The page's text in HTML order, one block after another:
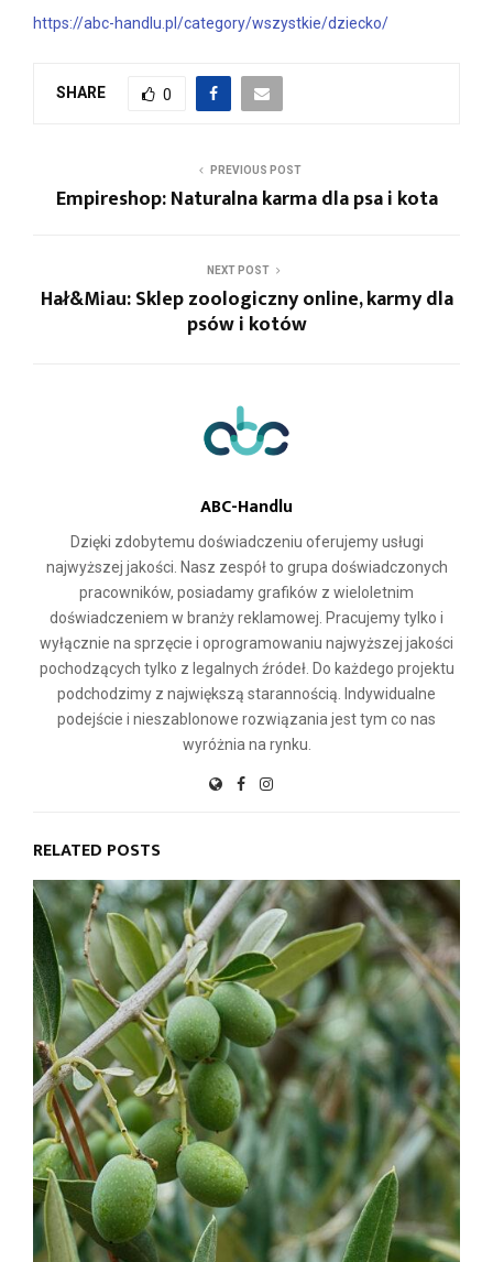
https://abc-handlu.pl/category/wszystkie/dziecko/
SHARE 0
PREVIOUS POST
Empireshop: Naturalna karma dla psa i kota
NEXT POST
Hał&Miau: Sklep zoologiczny online, karmy dla
psów i kotów
ABC-Handlu
Dzięki zdobytemu doświadczeniu oferujemy usługi
najwyższej jakości. Nasz zespół to grupa doświadczonych
pracowników, posiadamy grafików z wieloletnim
doświadczeniem w branży reklamowej. Pracujemy tylko i
wyłącznie na sprzęcie i oprogramowaniu najwyższej jakości
pochodzących tylko z legalnych źródeł. Do każdego projektu
podchodzimy z największą starannością. Indywidualne
podejście i nieszablonowe rozwiązania jest tym co nas
wyróżnia na rynku.
RELATED POSTS